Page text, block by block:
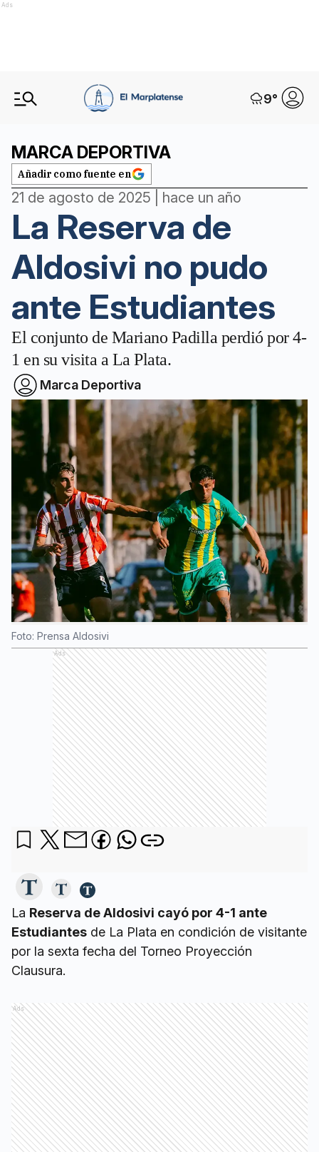
Ads
9°
MARCA DEPORTIVA
Añadir como fuente en
21 de agosto de 2025 | hace un año
La Reserva de
Aldosivi no pudo
ante Estudiantes
El conjunto de Mariano Padilla perdió por 4-
1 en su visita a La Plata.
Marca Deportiva
Foto: Prensa Aldosivi
Ads
La Reserva de Aldosivi cayó por 4-1 ante
Estudiantes de La Plata en condición de visitante
por la sexta fecha del Torneo Proyección
Clausura.
Ads